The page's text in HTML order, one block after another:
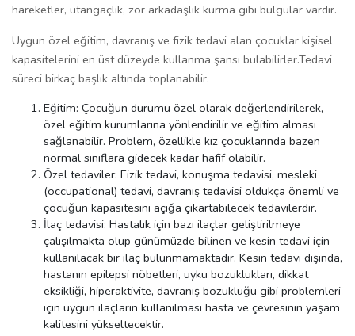
hareketler, utangaçlık, zor arkadaşlık kurma gibi bulgular vardır.
Uygun özel eğitim, davranış ve fizik tedavi alan çocuklar kişisel
kapasitelerini en üst düzeyde kullanma şansı bulabilirler.Tedavi
süreci birkaç başlık altında toplanabilir.
Eğitim: Çocuğun durumu özel olarak değerlendirilerek,
özel eğitim kurumlarına yönlendirilir ve eğitim alması
sağlanabilir. Problem, özellikle kız çocuklarında bazen
normal sınıflara gidecek kadar hafif olabilir.
Özel tedaviler: Fizik tedavi, konuşma tedavisi, mesleki
(occupational) tedavi, davranış tedavisi oldukça önemli ve
çocuğun kapasitesini açığa çıkartabilecek tedavilerdir.
İlaç tedavisi: Hastalık için bazı ilaçlar geliştirilmeye
çalışılmakta olup günümüzde bilinen ve kesin tedavi için
kullanılacak bir ilaç bulunmamaktadır. Kesin tedavi dışında,
hastanın epilepsi nöbetleri, uyku bozuklukları, dikkat
eksikliği, hiperaktivite, davranış bozukluğu gibi problemleri
için uygun ilaçların kullanılması hasta ve çevresinin yaşam
kalitesini yükseltecektir.